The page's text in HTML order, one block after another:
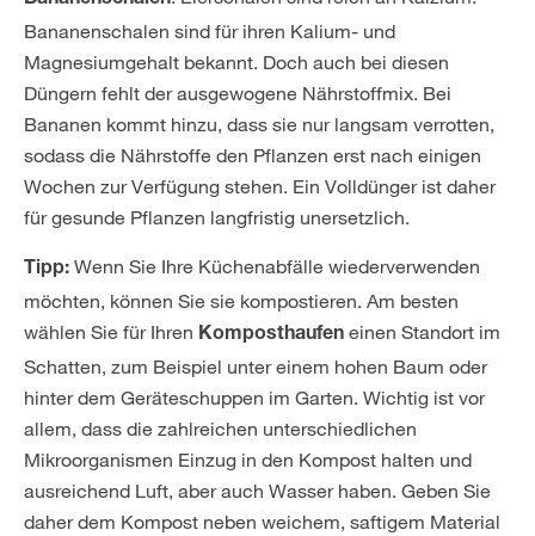
Bananenschalen sind für ihren Kalium- und
Magnesiumgehalt bekannt. Doch auch bei diesen
Düngern fehlt der ausgewogene Nährstoffmix. Bei
Bananen kommt hinzu, dass sie nur langsam verrotten,
sodass die Nährstoffe den Pflanzen erst nach einigen
Wochen zur Verfügung stehen. Ein Volldünger ist daher
für gesunde Pflanzen langfristig unersetzlich.
Tipp: Wenn Sie Ihre Küchenabfälle wiederverwenden
möchten, können Sie sie kompostieren. Am besten
wählen Sie für Ihren Komposthaufen einen Standort im
Schatten, zum Beispiel unter einem hohen Baum oder
hinter dem Geräteschuppen im Garten. Wichtig ist vor
allem, dass die zahlreichen unterschiedlichen
Mikroorganismen Einzug in den Kompost halten und
ausreichend Luft, aber auch Wasser haben. Geben Sie
daher dem Kompost neben weichem, saftigem Material